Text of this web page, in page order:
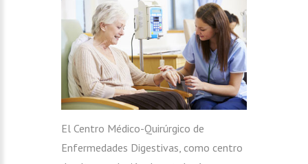
El Centro Médico-Quirúrgico de
Enfermedades Digestivas, como centro